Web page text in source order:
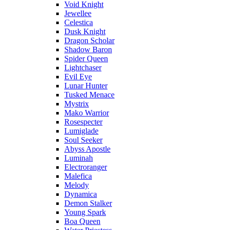
Void Knight
Jewellee
Celestica
Dusk Knight
Dragon Scholar
Shadow Baron
Spider Queen
Lightchaser
Evil Eye
Lunar Hunter
Tusked Menace
Mystrix
Mako Warrior
Rosespecter
Lumiglade
Soul Seeker
Abyss Apostle
Luminah
Electroranger
Malefica
Melody
Dynamica
Demon Stalker
Young Spark
Boa Queen